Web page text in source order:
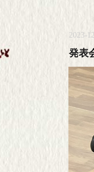
2023-
発表